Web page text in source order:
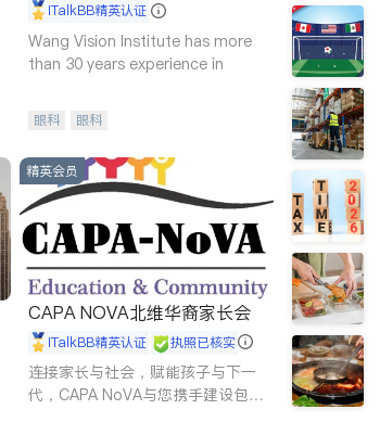
iTalkBB精英认证
Wang Vision Institute has more
than 30 years experience in
眼科 眼科
精英会员
CAPA NOVA北维华裔家长会
iTalkBB精英认证 执照已核实
连接家长与社会，赋能孩子与下一
代，CAPA NoVA与您携手建设包